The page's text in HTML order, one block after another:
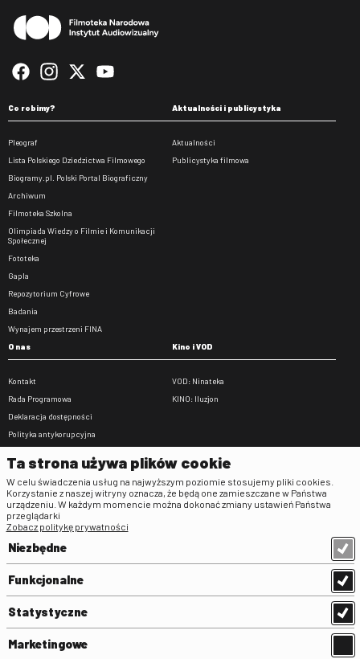
Co robimy?
Pleograf
Lista Polskiego Dziedzictwa Filmowego
Biogramy.pl. Polski Portal Biograficzny
Archiwum
Filmoteka Szkolna
Olimpiada Wiedzy o Filmie i Komunikacji
Społecznej
Fototeka
Gapla
Repozytorium Cyfrowe
Badania
Wynajem przestrzeni FINA
Aktualności i publicystyka
Aktualności
Publicystyka filmowa
O nas
Kontakt
Rada Programowa
Deklaracja dostępności
Polityka antykorupcyjna
Zamówienia publiczne
Praca w FINA
Kino i VOD
VOD: Ninateka
KINO: Iluzjon
Regulaminy
Klauzula informacyjna RODO
Regulamin użytkowania parkingu
Standardy ochrony małoletnich
Regulamin kina Iluzjon
Ta strona używa plików cookie
W celu świadczenia usług na najwyższym poziomie stosujemy pliki cookies.
Korzystanie z naszej witryny oznacza, że będą one zamieszczane w Państwa
urządzeniu. W każdym momencie można dokonać zmiany ustawień Państwa
przeglądarki
Zobacz politykę prywatności
Niezbędne
Funkcjonalne
Statystyczne
Marketingowe